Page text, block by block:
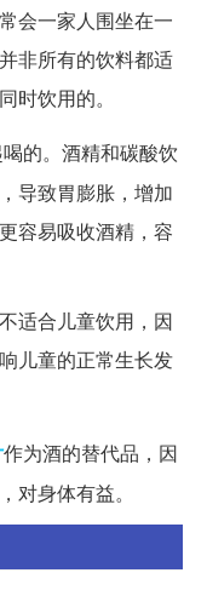
会一家人围坐在一
非所有的饮料都适
时饮用的。
的。酒精和碳酸饮
导致胃膨胀，增加
容易吸收酒精，容
适合儿童饮用，因
儿童的正常生长发
作为酒的替代品，因
对身体有益。